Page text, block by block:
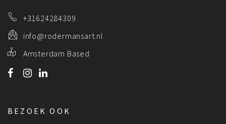
+31624284309
info@rodermansart.nl
Amsterdam Based
BEZOEK OOK